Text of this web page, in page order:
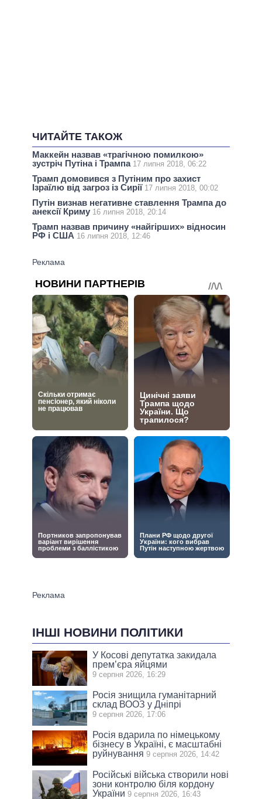
ЧИТАЙТЕ ТАКОЖ
Маккейн назвав «трагічною помилкою»
зустріч Путіна і Трампа 17 липня 2018, 06:22
Трамп домовився з Путіним про захист
Ізраїлю від загроз із Сирії 17 липня 2018, 00:02
Путін визнав негативне ставлення Трампа до
анексії Криму 16 липня 2018, 20:14
Трамп назвав причину «найгірших» відносин
РФ і США 16 липня 2018, 12:46
ІНШІ НОВИНИ ПОЛІТИКИ
У Косові депутатка закидала
прем’єра яйцями
9 серпня 2026, 16:29
Росія знищила гуманітарний
склад ВООЗ у Дніпрі
9 серпня 2026, 17:06
Росія вдарила по німецькому
бізнесу в Україні, є масштабні
руйнування 9 серпня 2026, 14:42
Російські війська створили нові
зони контролю біля кордону
України 9 серпня 2026, 16:43